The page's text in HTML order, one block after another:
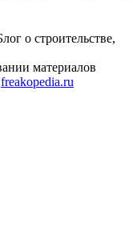
о строительстве,
материалов
freakopedia.ru